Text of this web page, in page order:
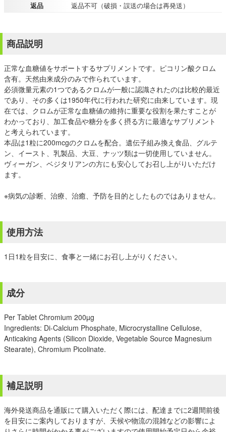
返品
返品不可（破損・誤送の場合は再発送）
商品説明
正常な血糖値をサポートするサプリメントです。ピコリン酸クロム
含有。天然由来成分のみで作られています。
必須微量元素の1つであるクロムが一般に認識されたのは比較的最近
であり、その多くは1950年代に行われた研究に由来しています。現
在では、クロムが正常な血糖値の維持に重要な役割を果たすことが
わかっており、加工食品や糖分を多く摂る方に最適なサプリメント
と考えられています。
本品は1粒に200mcgのクロムを配合。遺伝子組み換え食品、グルテ
ン、イースト、乳製品、大豆、ナッツ類は一切使用していません。
ヴィーガン、ベジタリアンの方にも安心してお召し上がりいただけ
ます。
※病気の診断、治療、治癒、予防を目的としたものではありません。
使用方法
1日1粒を目安に、食事と一緒にお召し上がりください。
成分
Per Tablet Chromium 200µg
Ingredients: Di-Calcium Phosphate, Microcrystalline Cellulose,
Anticaking Agents (Silicon Dioxide, Vegetable Source Magnesium
Stearate), Chromium Picolinate.
補足説明
海外発送商品を通販にて購入いただく際には、配達までに2週間前後
を目安にご案内しておりますが、天候や物流の混雑などの影響によ